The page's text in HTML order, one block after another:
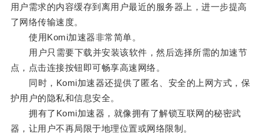
用户需求的内容缓存到离用户最近的服务器上，进一步提高
了网络传输速度。
使用Komi加速器非常简单。
用户只需要下载并安装该软件，然后选择所需的加速节
点，点击连接按钮即可畅享高速网络。
同时，Komi加速器还提供了匿名、安全的上网方式，保
护用户的隐私和信息安全。
拥有了Komi加速器，就像拥有了解锁互联网的秘密武
器，让用户不再局限于地理位置或网络限制。